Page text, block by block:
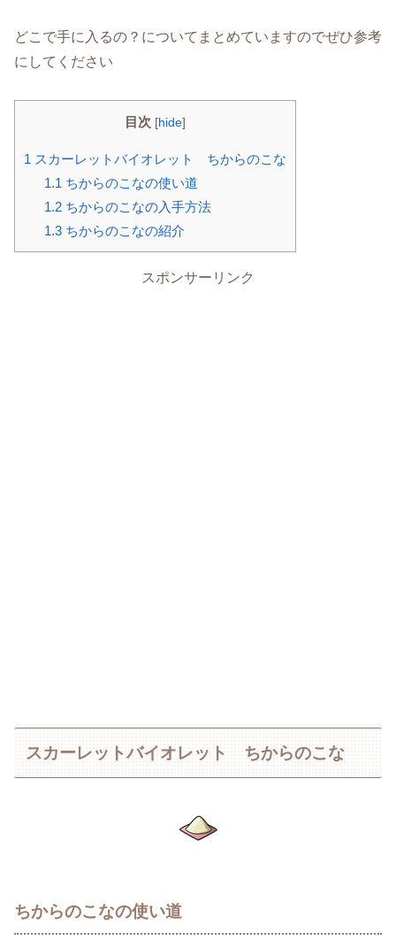
どこで手に入るの？についてまとめていますのでぜひ参考
にしてください
目次 [hide]
1 スカーレットバイオレット ちからのこな
1.1 ちからのこなの使い道
1.2ちからのこなの入手方法
1.3ちからのこなの紹介
スポンサーリンク
スカーレットバイオレット ちからのこな
ちからのこなの使い道